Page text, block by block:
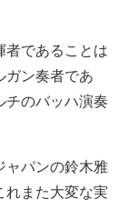
者であることは
ガン奏者であ
チのバッハ演奏
ャパンの鈴木雅
れまた大変な実